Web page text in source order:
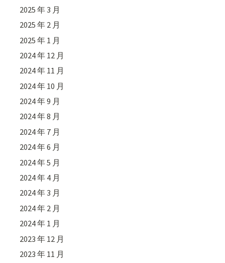
2025 年 3 月
2025 年 2 月
2025 年 1 月
2024 年 12 月
2024 年 11 月
2024 年 10 月
2024 年 9 月
2024 年 8 月
2024 年 7 月
2024 年 6 月
2024 年 5 月
2024 年 4 月
2024 年 3 月
2024 年 2 月
2024 年 1 月
2023 年 12 月
2023 年 11 月